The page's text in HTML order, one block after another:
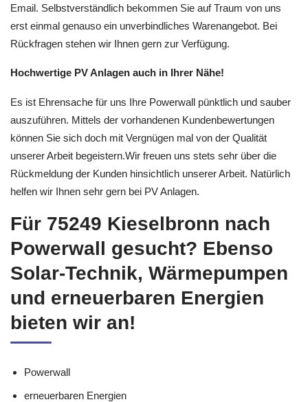
Email. Selbstverständlich bekommen Sie auf Traum von uns
erst einmal genauso ein unverbindliches Warenangebot. Bei
Rückfragen stehen wir Ihnen gern zur Verfügung.
Hochwertige PV Anlagen auch in Ihrer Nähe!
Es ist Ehrensache für uns Ihre Powerwall pünktlich und sauber
auszuführen. Mittels der vorhandenen Kundenbewertungen
können Sie sich doch mit Vergnügen mal von der Qualität
unserer Arbeit begeistern.Wir freuen uns stets sehr über die
Rückmeldung der Kunden hinsichtlich unserer Arbeit. Natürlich
helfen wir Ihnen sehr gern bei PV Anlagen.
Für 75249 Kieselbronn nach
Powerwall gesucht? Ebenso
Solar-Technik, Wärmepumpen
und erneuerbaren Energien
bieten wir an!
Powerwall
erneuerbaren Energien